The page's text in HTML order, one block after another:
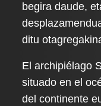
begira daude,
ditu
El archipiélago
situado en el
del continente